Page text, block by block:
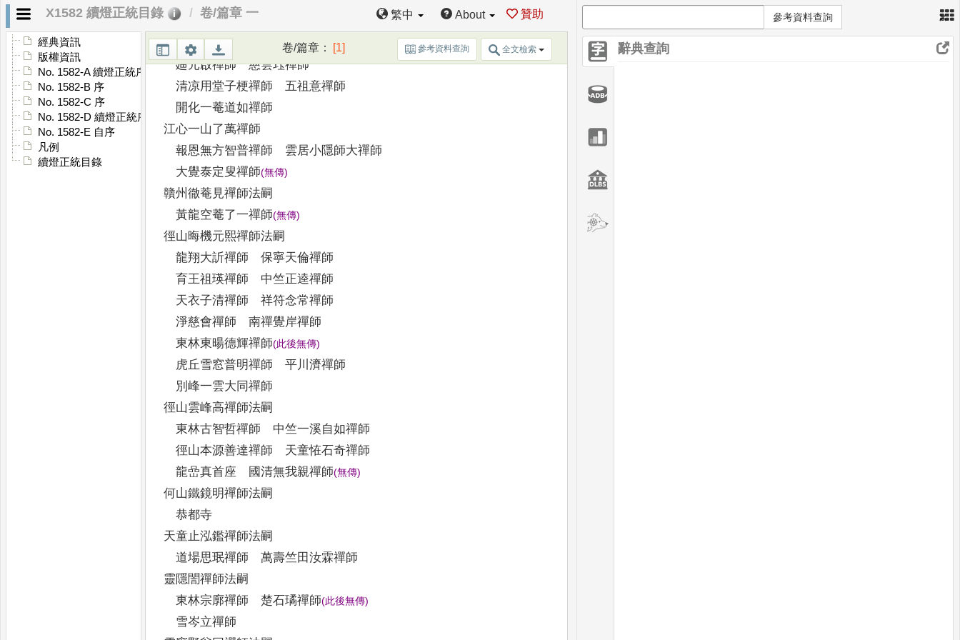
X1582 續燈正統目錄 卷/篇章 一 繁中 About 贊助
經典資訊
版權資訊
No. 1582-A 續燈正統序
No. 1582-B 序
No. 1582-C 序
No. 1582-D 續燈正統序
No. 1582-E 自序
凡例
續燈正統目錄
卷/篇章 ： [1] 參考資料查詢 全文檢索
金山慧明禪師
天寧太古曇徽禪師
開元方崖成大禪師 五峰元恕普慈禪師
廸元啟禪師 慈雲珏禪師
清凉用堂子梗禪師 五祖意禪師
開化一菴道如禪師
江心一山了萬禪師
報恩無方智普禪師 雲居小隱師大禪師
大覺泰定叟禪師(無傳)
贛州徹菴見禪師法嗣
黃龍空菴了一禪師(無傳)
徑山晦機元熙禪師法嗣
龍翔大訢禪師 保寧天倫禪師
育王祖瑛禪師 中竺正逵禪師
天衣子清禪師 祥符念常禪師
淨慈會禪師 南禪覺岸禪師
東林東暘德輝禪師(此後無傳)
虎丘雪窓普明禪師 平川濟禪師
別峰一雲大同禪師
徑山雲峰高禪師法嗣
東林古智哲禪師 中竺一溪自如禪師
徑山本源善達禪師 天童恠石奇禪師
龍嵒真首座 國清無我親禪師(無傳)
何山鐵鏡明禪師法嗣
恭都寺
天童止泓鑑禪師法嗣
道場思珉禪師 萬壽竺田汝霖禪師
靈隱誾禪師法嗣
東林宗廓禪師 楚石璚禪師(此後無傳)
雪岑立禪師
×
參考資料查詢
辭典查詢